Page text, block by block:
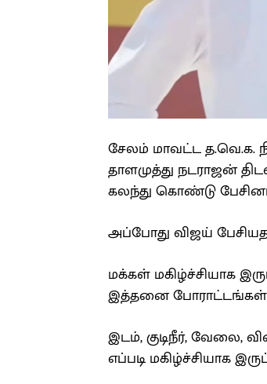
சேலம் மாவட்ட த.வெ.க.
தாளமுத்து நடராஜன்
கலந்து கொண்டு
அப்போது விஜய்
மக்கள் மகிழ்ச்சியாக
இத்தனை போராட்டங்கள்
இடம், குடிநீர், வேலை,
எப்படி மகிழ்ச்சியாக